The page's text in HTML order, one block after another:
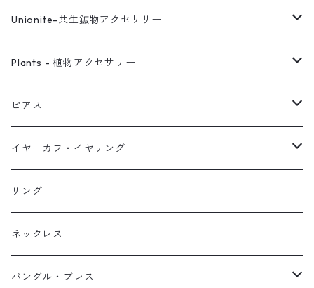
Unionite-共生鉱物アクセサリー
ピアス
ネックレス
イヤーカフ
イヤリング
Plants - 植物アクセサリー
ピアス
ネックレス
リング
ブレス
オブジェ
ピアス
スタッド・一粒
フック・ぶら下がり
フープ
イヤーカフ・イヤリング
原石イヤーカフ
植物イヤーカフ
ぶら下がりイヤーカフ
リング
ネックレス
バングル・ブレス